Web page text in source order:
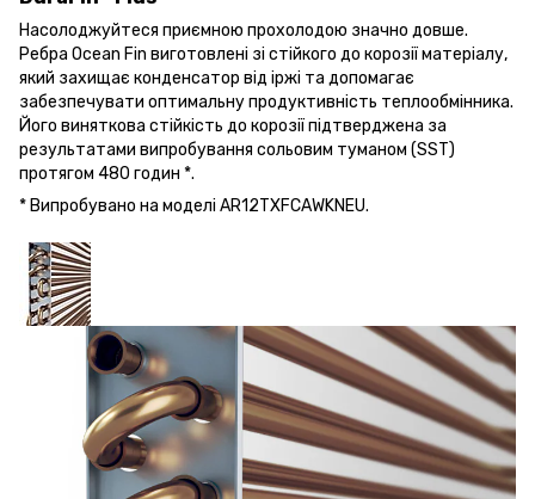
Насолоджуйтеся приємною прохолодою значно довше.
Ребра Ocean Fin виготовлені зі стійкого до корозії матеріалу,
який захищає конденсатор від іржі та допомагає
забезпечувати оптимальну продуктивність теплообмінника.
Його виняткова стійкість до корозії підтверджена за
результатами випробування сольовим туманом (SST)
протягом 480 годин *.
* Випробувано на моделі AR12TXFCAWKNEU.